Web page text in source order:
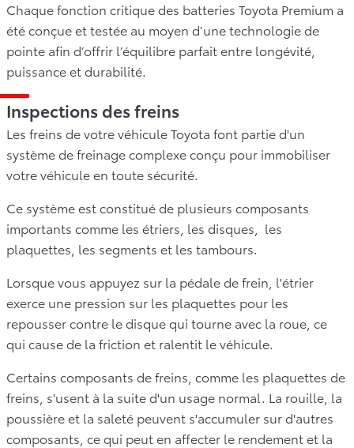
Chaque fonction critique des batteries Toyota Premium a
été conçue et testée au moyen d’une technologie de
pointe afin d’offrir l’équilibre parfait entre longévité,
puissance et durabilité.
Inspections des freins
Les freins de votre véhicule Toyota font partie d'un
système de freinage complexe conçu pour immobiliser
votre véhicule en toute sécurité.
Ce système est constitué de plusieurs composants
importants comme les étriers, les disques, les
plaquettes, les segments et les tambours.
Lorsque vous appuyez sur la pédale de frein, l'étrier
exerce une pression sur les plaquettes pour les
repousser contre le disque qui tourne avec la roue, ce
qui cause de la friction et ralentit le véhicule.
Certains composants de freins, comme les plaquettes de
freins, s'usent à la suite d'un usage normal. La rouille, la
poussière et la saleté peuvent s'accumuler sur d'autres
composants, ce qui peut en affecter le rendement et la